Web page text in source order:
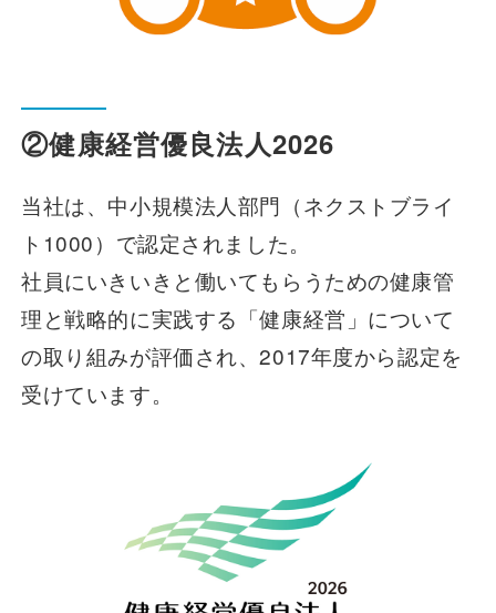
②健康経営優良法人2026
当社は、中小規模法人部門（ネクストブライ
ト1000）で認定されました。
社員にいきいきと働いてもらうための健康管
理と戦略的に実践する「健康経営」について
の取り組みが評価され、2017年度から認定を
受けています。